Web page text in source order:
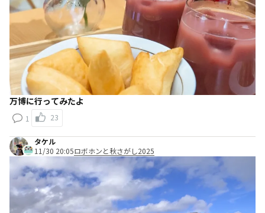
万博に行ってみたよ
1 23
タケル
11/30 20:05ロボホンと秋さがし2025